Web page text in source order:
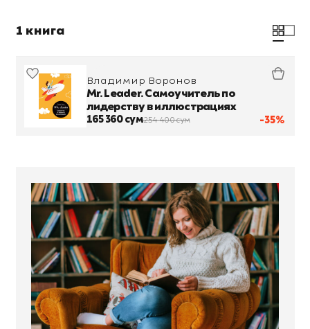
1 книга
-35%
Владимир Воронов
Mr. Leader. Самоучитель по
лидерству в иллюстрациях
165 360 сум254 400 сум